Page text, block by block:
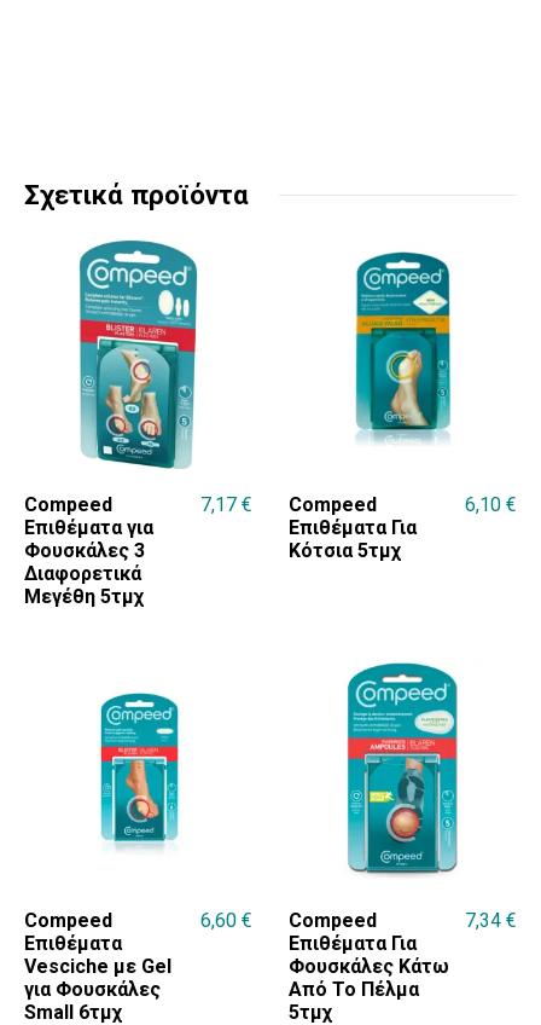
Σχετικά προϊόντα
Compeed
Επιθέματα για
Φουσκάλες 3
Διαφορετικά
Μεγέθη 5τμχ
7,17 €
Compeed
Επιθέματα Για
Κότσια 5τμχ
6,10 €
Compeed
Επιθέματα
Vesciche με Gel
για Φουσκάλες
Small 6τμχ
6,60 €
Compeed
Επιθέματα Για
Φουσκάλες Κάτω
Από Το Πέλμα
5τμχ
7,34 €